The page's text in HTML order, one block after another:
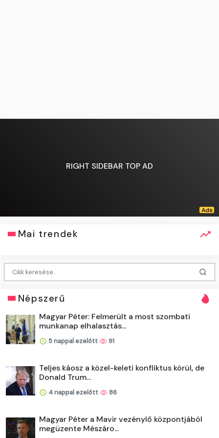
RIGHT SIDEBAR TOP AD
Mai trendek
Népszerű
Magyar Péter: Felmerült a most szombati
munkanap elhalasztás...
5 nappal ezelőtt 91
Teljes káosz a közel-keleti konfliktus körül, de
Donald Trum...
4 nappal ezelőtt 86
Magyar Péter a Mavir vezénylő központjából
megüzente Mészáro...